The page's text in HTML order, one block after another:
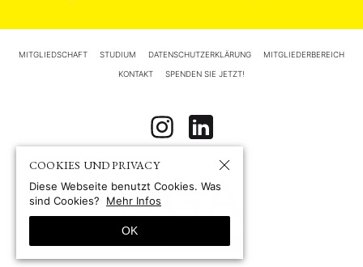
MITGLIEDSCHAFT STUDIUM DATENSCHUTZERKLÄRUNG MITGLIEDERBEREICH
KONTAKT SPENDEN SIE JETZT!
COOKIES UND PRIVACY
Diese Webseite benutzt Cookies. Was
sind Cookies?
Mehr Infos
OK